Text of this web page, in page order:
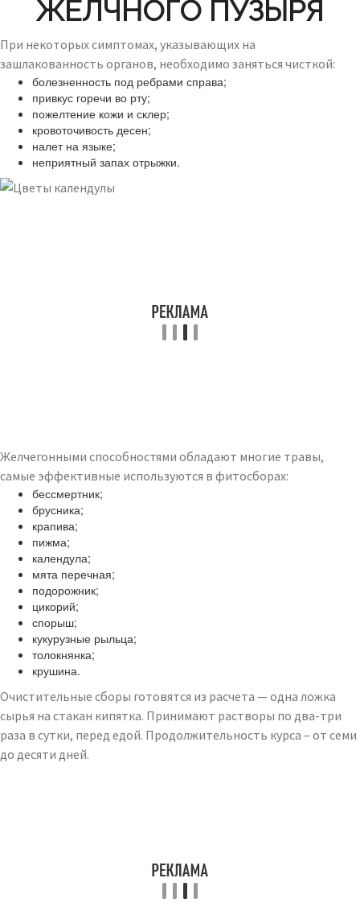
ЖЕЛЧНОГО ПУЗЫРЯ
При некоторых симптомах, указывающих на
зашлакованность органов, необходимо заняться чисткой:
болезненность под ребрами справа;
привкус горечи во рту;
пожелтение кожи и склер;
кровоточивость десен;
налет на языке;
неприятный запах отрыжки.
Желчегонными способностями обладают многие травы,
самые эффективные используются в фитосборах:
бессмертник;
брусника;
крапива;
пижма;
календула;
мята перечная;
подорожник;
цикорий;
спорыш;
кукурузные рыльца;
толокнянка;
крушина.
Очистительные сборы готовятся из расчета — одна ложка
сырья на стакан кипятка. Принимают растворы по два-три
раза в сутки, перед едой. Продолжительность курса – от семи
до десяти дней.